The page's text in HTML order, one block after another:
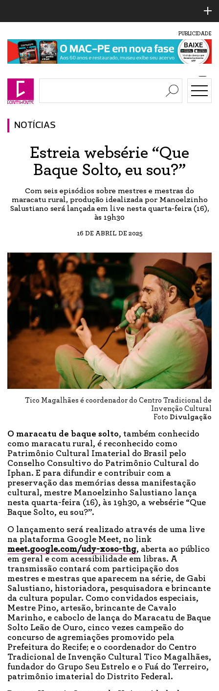
PUBLICIDADE
NOTÍCIAS
Estreia websérie “Que
Baque Solto, eu sou?”
Com seis episódios sobre mestres e mestras do
maracatu rural, produção idealizada por Manoelzinho
Salustiano será lançada em live nesta quarta-feira (16),
às 19h30
16 DE ABRIL DE 2025
Tico Magalhães é coordenador do Centro Tradicional de
Invenção Cultural
Foto Divulgação
O maracatu de baque solto, também conhecido
como maracatu rural, é reconhecido como
Patrimônio Cultural Imaterial do Brasil pelo
Conselho Consultivo do Patrimônio Cultural do
Iphan. E para difundir e contribuir com a
preservação das memórias dessa manifestação
cultural, mestre Manoelzinho Salustiano lança
nesta quarta-feira (16), às 19h30, a websérie “Que
Baque Solto, eu sou?”.
O lançamento será realizado através de uma live
na plataforma Google Meet, no link
meet.google.com/udy-xoso-thg, aberta ao público
em geral e com acessibilidade em libras. A
transmissão contará com participação dos
mestres e mestras que aparecem na série, de Gabi
Salustiano, historiadora, pesquisadora e brincante
da cultura popular. Como convidados especiais,
Mestre Pino, artesão, brincante de Cavalo
Marinho, e caboclo de lança do Maracatu de Baque
Solto Leão de Ouro, cinco vezes campeão do
concurso de agremiações promovido pela
Prefeitura do Recife; e o coordenador do Centro
Tradicional de Invenção Cultural Tico Magalhães,
fundador do Grupo Seu Estrelo e o Fuá do Terreiro,
patrimônio imaterial do Distrito Federal.